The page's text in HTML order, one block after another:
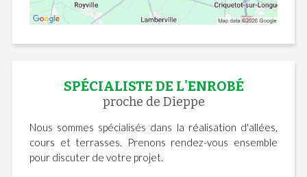
SPÉCIALISTE DE L'ENROBÉ
proche de Dieppe
Nous sommes spécialisés dans la réalisation d'allées,
cours et terrasses. Prenons rendez-vous ensemble
pour discuter de votre projet.